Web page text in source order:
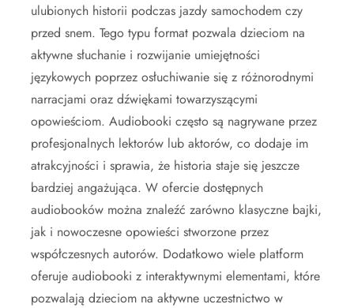
ulubionych historii podczas jazdy samochodem czy
przed snem. Tego typu format pozwala dzieciom na
aktywne słuchanie i rozwijanie umiejętności
językowych poprzez osłuchiwanie się z różnorodnymi
narracjami oraz dźwiękami towarzyszącymi
opowieściom. Audiobooki często są nagrywane przez
profesjonalnych lektorów lub aktorów, co dodaje im
atrakcyjności i sprawia, że historia staje się jeszcze
bardziej angażująca. W ofercie dostępnych
audiobooków można znaleźć zarówno klasyczne bajki,
jak i nowoczesne opowieści stworzone przez
współczesnych autorów. Dodatkowo wiele platform
oferuje audiobooki z interaktywnymi elementami, które
pozwalają dzieciom na aktywne uczestnictwo w